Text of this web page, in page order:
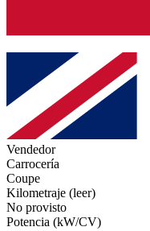
Vendedor
Carrocería
Coupe
Kilometraje (leer)
No provisto
Potencia (kW/CV)